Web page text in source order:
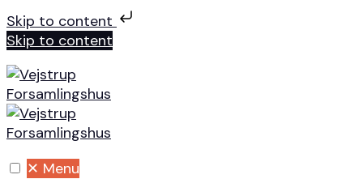
Skip to content
Skip to content
✕ Menu